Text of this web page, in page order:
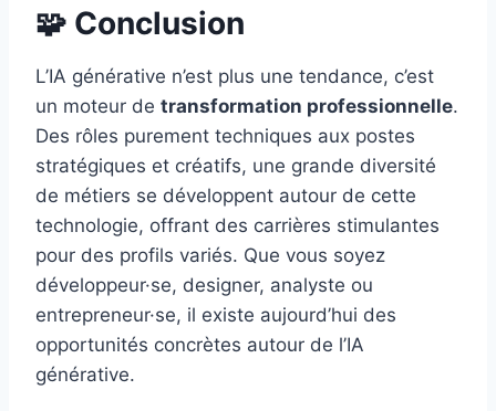
🧩 Conclusion
L’IA générative n’est plus une tendance, c’est
un moteur de transformation professionnelle.
Des rôles purement techniques aux postes
stratégiques et créatifs, une grande diversité
de métiers se développent autour de cette
technologie, offrant des carrières stimulantes
pour des profils variés. Que vous soyez
développeur·se, designer, analyste ou
entrepreneur·se, il existe aujourd’hui des
opportunités concrètes autour de l’IA
générative.